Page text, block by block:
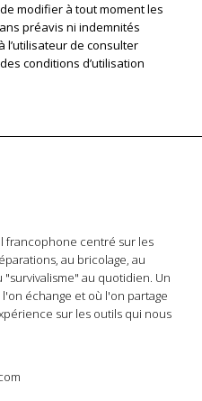
modifier à tout moment les
préavis ni indemnités
l’utilisateur de consulter
conditions d’utilisation
francophone centré sur les
au bricolage, au
au quotidien. Un
échange et où l'on partage
sur les outils qui nous